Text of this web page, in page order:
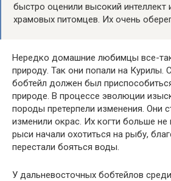
быстро оценили высокий интеллект
храмовых питомцев. Их очень
Нередко домашние любимцы все-
природу. Так они попали на Курилы.
бобтейл должен был
природе. В процессе эволюции
породы претерпели изменения. Они
изменили окрас. Их когти больше не
рыси начали охотиться на рыбу,
перестали бояться воды.
У дальневосточных бобтейлов